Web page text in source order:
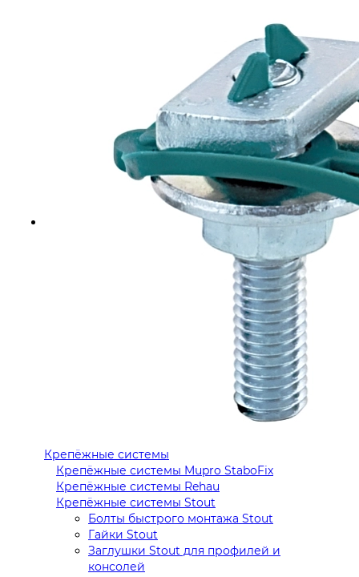
Крепёжные системы
Крепёжные системы Mupro StaboFix
Крепёжные системы Rehau
Крепёжные системы Stout
Болты быстрого монтажа Stout
Гайки Stout
Заглушки Stout для профилей и
консолей